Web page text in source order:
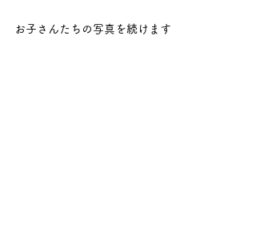
お子さんたちの写真を続けます